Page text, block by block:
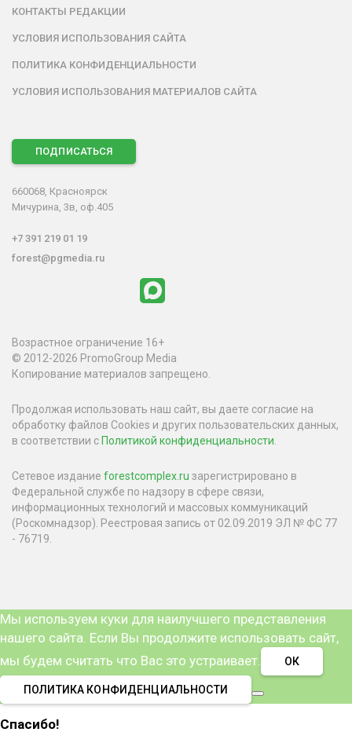
КОНТАКТЫ РЕДАКЦИИ
УСЛОВИЯ ИСПОЛЬЗОВАНИЯ САЙТА
ПОЛИТИКА КОНФИДЕНЦИАЛЬНОСТИ
УСЛОВИЯ ИСПОЛЬЗОВАНИЯ МАТЕРИАЛОВ САЙТА
ПОДПИСАТЬСЯ
660068, Красноярск
Мичурина, 3в, оф.405
+7 391 219 01 19
forest@pgmedia.ru
Возрастное ограничение 16+
© 2012-2026 PromoGroup Media
Копирование материалов запрещено.
Продолжая использовать наш сайт, вы даете согласие на
обработку файлов Cookies и других пользовательских данных,
в соответствии сПолитикой конфиденциальности
Сетевое издание forestcomplex.ru зарегистрировано в
Федеральной службе по надзору в сфере связи,
информационных технологий и массовых коммуникаций
(Роскомнадзор). Реестровая запись от 02.09.2019 ЭЛ № ФС 77
- 76719.
Мы используем куки для наилучшего представления
нашего сайта. Если Вы продолжите использовать сайт,
мы будем считать что Вас это устраивает.
ОК
ПОЛИТИКА КОНФИДЕНЦИАЛЬНОСТИ
Спасибо!